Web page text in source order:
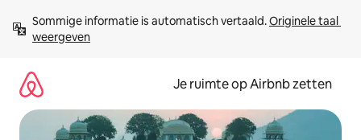
direct
naar
Sommige informatie is automatisch vertaald. Originele taal
weergeven
Je ruimte op Airbnb zetten